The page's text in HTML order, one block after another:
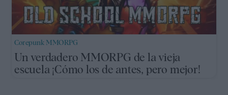
Corepunk MMORPG
Un verdadero MMORPG de la vieja
escuela ¡Cómo los de antes, pero mejor!